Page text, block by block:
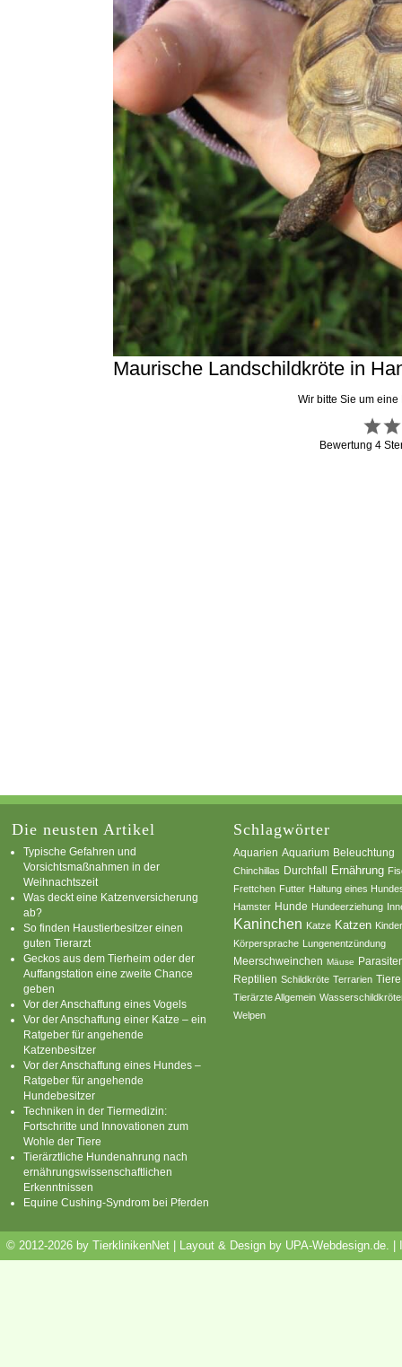
Maurische Landschildkröte in
Wir bitte Sie um
Bewertung4
Die neusten Artikel
Typische Gefahren und
Vorsichtsmaßnahmen in der
Weihnachtszeit
Was deckt eine Katzenversicherung
ab?
So finden Haustierbesitzer einen
guten Tierarzt
Geckos aus dem Tierheim oder der
Auffangstation eine zweite Chance
geben
Vor der Anschaffung eines Vogels
Vor der Anschaffung einer Katze – ein
Ratgeber für angehende
Katzenbesitzer
Vor der Anschaffung eines Hundes –
Ratgeber für angehende
Hundebesitzer
Techniken in der Tiermedizin:
Fortschritte und Innovationen zum
Wohle der Tiere
Tierärztliche Hundenahrung nach
ernährungswissenschaftlichen
Erkenntnissen
Equine Cushing-Syndrom bei Pferden
Schlagwörter
Aquarien Aquarium Beleuchtung
Chinchillas Durchfall Ernährung
Frettchen Futter Haltung eines
Hamster Hunde Hundeerziehung
Kaninchen Katze Katzen
Körpersprache
Lungenentzündung
Meerschweinchen Mäuse
Reptilien Schildkröte Terrarien Tiere
Tierärzte Allgemein
Welpen
© 2012-2026 by TierklinikenNet | Layout & Design by UPA-Webdesign.de.